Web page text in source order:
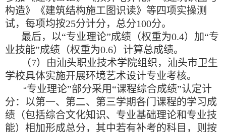
构造》《建筑结构施工图识读》等四项实操测
试，每项均按25分计分，总分100分。
最后，以“专业理论”成绩（权重为0.4）加“专
业技能”成绩（权重为0.6）计算总成绩。
（7）由汕头职业技术学院组织，汕头市卫生
学校具体实施开展环境艺术设计专业考核。
“专业理论”部分采用“课程综合成绩”认定计
分：以第一、第二、第三学期各门课程的学习成
绩（包括综合文化知识、专业基础理论和专业技
能）相加形成总分，其中若有补考的科目，则按